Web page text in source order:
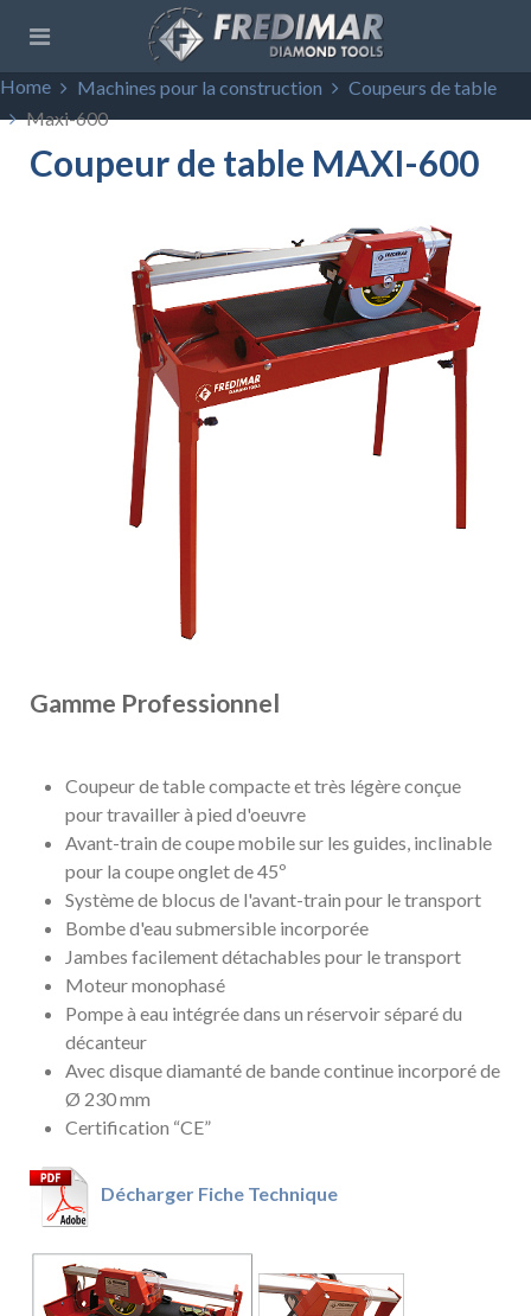
Home Machines pour la construction
Coupeurs de table
Maxi-600
Coupeur de table MAXI-600
Gamme Professionnel
Coupeur de table compacte et très légère conçue
pour travailler à pied d'oeuvre
Avant-train de coupe mobile sur les guides, inclinable
pour la coupe onglet de 45º
Système de blocus de l'avant-train pour le transport
Bombe d'eau submersible incorporée
Jambes facilement détachables pour le transport
Moteur monophasé
Pompe à eau intégrée dans un réservoir séparé du
décanteur
Avec disque diamanté de bande continue incorporé de
Ø 230 mm
Certification “CE”
Décharger Fiche Technique